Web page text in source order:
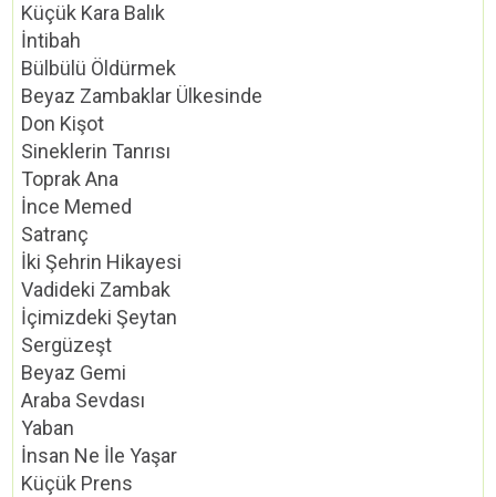
Küçük Kara Balık
İntibah
Bülbülü Öldürmek
Beyaz Zambaklar Ülkesinde
Don Kişot
Sineklerin Tanrısı
Toprak Ana
İnce Memed
Satranç
İki Şehrin Hikayesi
Vadideki Zambak
İçimizdeki Şeytan
Sergüzeşt
Beyaz Gemi
Araba Sevdası
Yaban
İnsan Ne İle Yaşar
Küçük Prens